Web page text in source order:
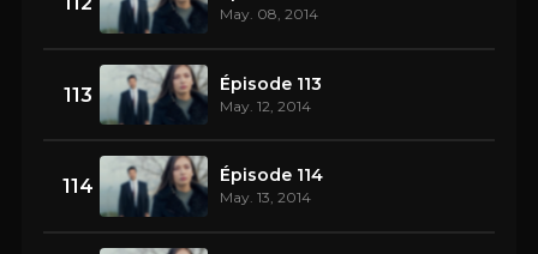
May. 08, 2014
113 Épisode 113
May. 12, 2014
114 Épisode 114
May. 13, 2014